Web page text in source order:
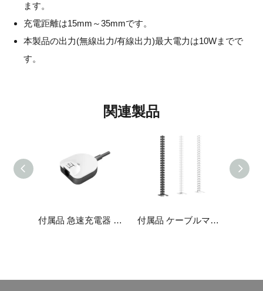
ます。
充電距離は15mm～35mmです。
本製品の出力(無線出力/有線出力)最大電力は10Wまでで
す。
関連製品
付属品 急速充電器 JCP35N-6AXIS 付属品 ケーブルマネジメント J-TSXG01